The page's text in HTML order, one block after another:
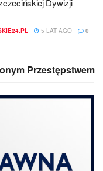
Dywizji
5 LAT AGO 0
Przestępstwem